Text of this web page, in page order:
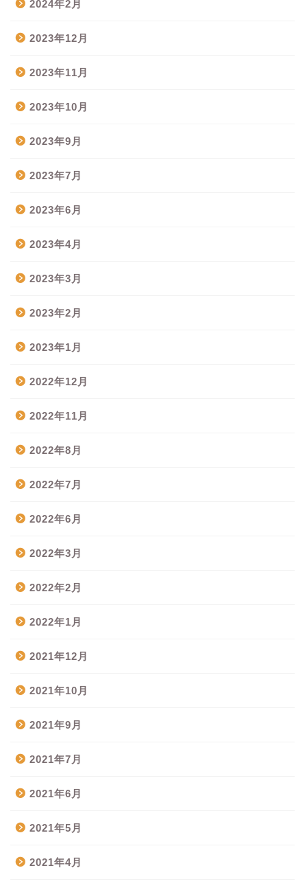
2024年2月
2023年12月
2023年11月
2023年10月
2023年9月
2023年7月
2023年6月
2023年4月
2023年3月
2023年2月
2023年1月
2022年12月
2022年11月
2022年8月
2022年7月
2022年6月
2022年3月
2022年2月
2022年1月
2021年12月
2021年10月
2021年9月
2021年7月
2021年6月
2021年5月
2021年4月